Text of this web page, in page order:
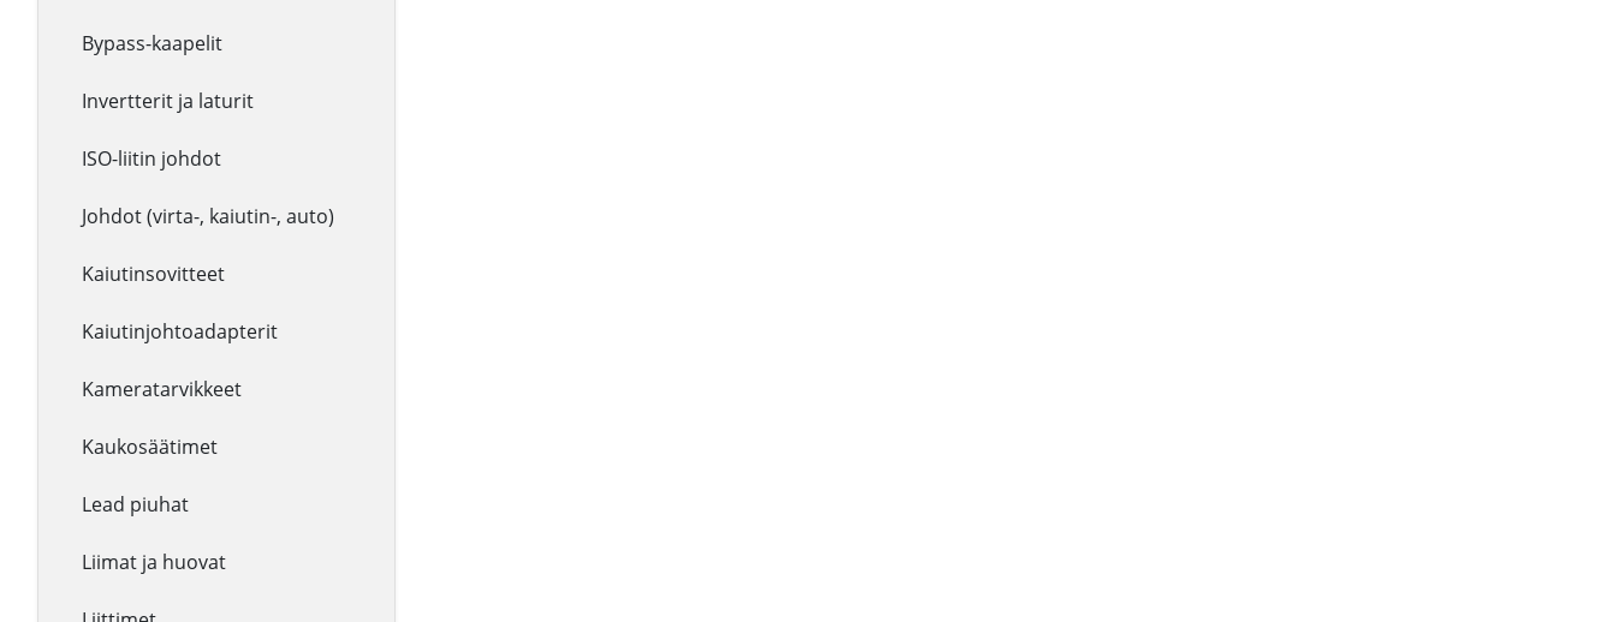
Bypass-kaapelit
Invertterit ja laturit
ISO-liitin johdot
Johdot (virta-, kaiutin-, auto)
Kaiutinsovitteet
Kaiutinjohtoadapterit
Kameratarvikkeet
Kaukosäätimet
Lead piuhat
Liimat ja huovat